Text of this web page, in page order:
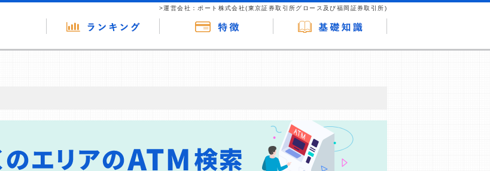
>運営会社：ポート株式会社(東京証券取引所グロース及び福岡証券取引所)
デルです。 ただし、特定の商品を根拠なくPRするものではなく、当編集部の調査／ユーザーへの口コ
ます。